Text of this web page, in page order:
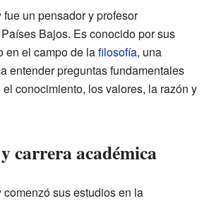
un pensador y profesor
Bajos. Es conocido por sus
en el campo de lafilosofía, una
entender preguntas fundamentales
conocimiento, los valores, la razón y
carrera académica
sus estudios en la